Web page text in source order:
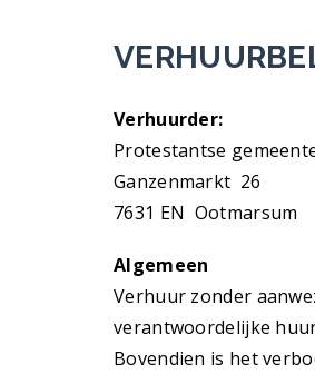
Verhuurder:
Protestantse
Ganzenmarkt 26
7631 EN Ootmarsum
Algemeen
Verhuur zonder
verantwoordelijke
Bovendien is het